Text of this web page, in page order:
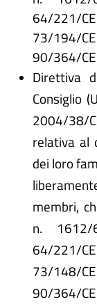
64/221/
73/194/
90/364/
Direttiva
Consiglio
2004/
relativa al
dei loro
membri,
n.
64/221/
73/148/
90/364/